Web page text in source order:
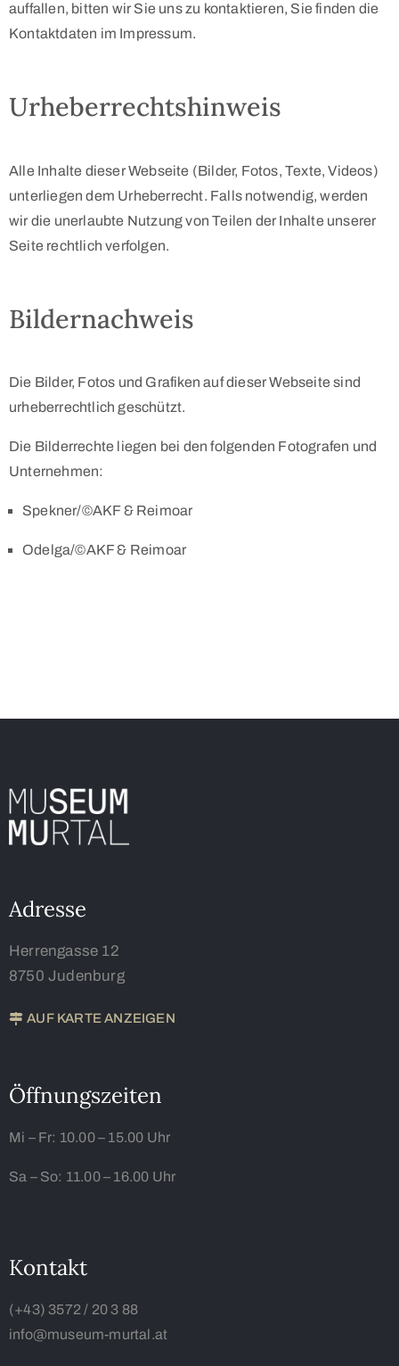
auffallen, bitten wir Sie uns zu kontaktieren, Sie finden die
Kontaktdaten im Impressum.
Urheberrechtshinweis
Alle Inhalte dieser Webseite (Bilder, Fotos, Texte, Videos)
unterliegen dem Urheberrecht. Falls notwendig, werden
wir die unerlaubte Nutzung von Teilen der Inhalte unserer
Seite rechtlich verfolgen.
Bildernachweis
Die Bilder, Fotos und Grafiken auf dieser Webseite sind
urheberrechtlich geschützt.
Die Bilderrechte liegen bei den folgenden Fotografen und
Unternehmen:
Spekner/©AKF & Reimoar
Odelga/©AKF & Reimoar
Adresse
Herrengasse 12
8750 Judenburg
AUF KARTE ANZEIGEN
Öffnungszeiten
Mi – Fr: 10.00 – 15.00 Uhr
Sa – So: 11.00 – 16.00 Uhr
Kontakt
(+43) 3572 / 20 3 88
info@museum-murtal.at